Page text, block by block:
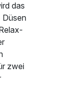
das
Düsen
zwei